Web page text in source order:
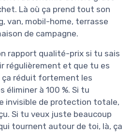
Là où ça prend tout son
van, mobil-home, terrasse
de campagne.
rapport qualité-prix si tu sais
régulièrement et que tu es
ça réduit fortement les
éliminer à 100 %. Si tu
invisible de protection totale,
Si tu veux juste beaucoup
tournent autour de toi, là, ça